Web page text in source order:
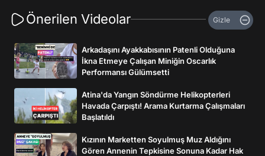
Önerilen Videolar Gizle
Arkadaşını Ayakkabısının Patenli Olduğuna
İkna Etmeye Çalışan Miniğin Oscarlık
Performansı Gülümsetti
Atina'da Yangın Söndürme Helikopterleri
Havada Çarpıştı! Arama Kurtarma Çalışmaları
Başlatıldı
Kızının Marketten Soyulmuş Muz Aldığını
Gören Annenin Tepkisine Sonuna Kadar Hak